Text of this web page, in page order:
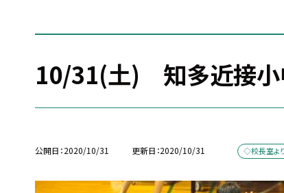
10/31(土) 知多近接小
公開日 2020/10/31 更新日 2020/10/31 ◇校長室よ